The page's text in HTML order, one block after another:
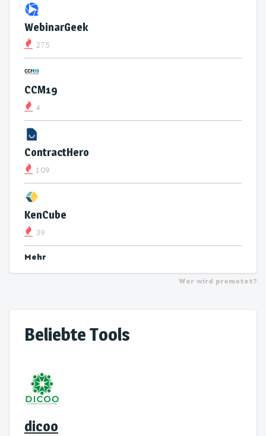
WebinarGeek
275
CCM19
4
ContractHero
109
KenCube
39
Mehr
Wer wird promotet?
Beliebte Tools
dicoo